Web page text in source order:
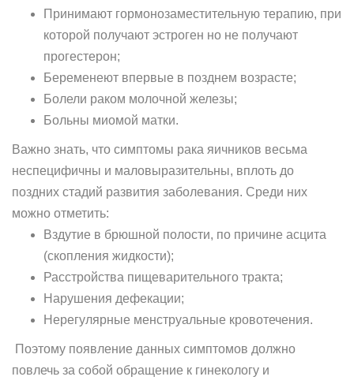
Принимают гормонозаместительную терапию, при
которой получают эстроген но не получают
прогестерон;
Беременеют впервые в позднем возрасте;
Болели раком молочной железы;
Больны миомой матки.
Важно знать, что симптомы рака яичников весьма
неспецифичны и маловыразительны, вплоть до
поздних стадий развития заболевания. Среди них
можно отметить:
Вздутие в брюшной полости, по причине асцита
(скопления жидкости);
Расстройства пищеварительного тракта;
Нарушения дефекации;
Нерегулярные менструальные кровотечения.
Поэтому появление данных симптомов должно
повлечь за собой обращение к гинекологу и